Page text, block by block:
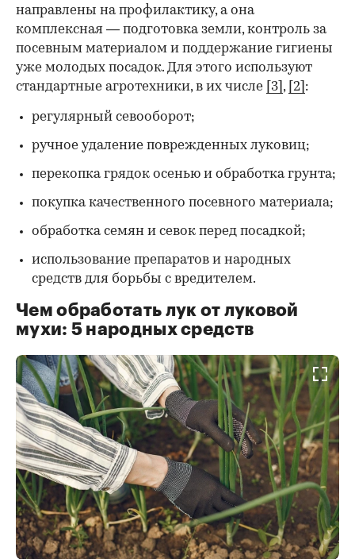
направлены на профилактику, а она
комплексная — подготовка земли, контроль за
посевным материалом и поддержание гигиены
уже молодых посадок. Для этого используют
стандартные агротехники, в их числе
[3] , [2] :
регулярный севооборот;
ручное удаление поврежденных луковиц;
перекопка грядок осенью и обработка грунта;
покупка качественного посевного материала;
обработка семян и севок перед посадкой;
использование препаратов и народных
средств для борьбы с вредителем.
Чем обработать лук от луковой
мухи: 5 народных средств